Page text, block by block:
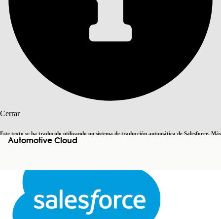
Cerrar
Este texto se ha traducido utilizando un sistema de traducción automática de Salesforce. Más
informaciónaquí Cambiar a inglés
Cerrar Cerrar
Automotive Cloud
Índice de materias
Buscar